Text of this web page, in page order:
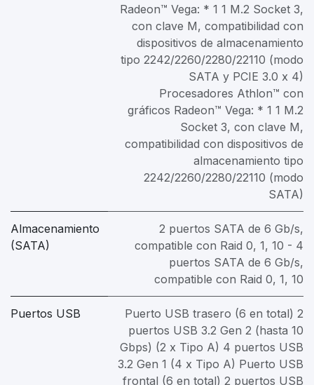
Radeon™ Vega: * 1 1 M.2 Socket 3,
con clave M, compatibilidad con
dispositivos de almacenamiento
tipo 2242/2260/2280/22110 (modo
SATA y PCIE 3.0 x 4)
Procesadores Athlon™ con
gráficos Radeon™ Vega: * 1 1 M.2
Socket 3, con clave M,
compatibilidad con dispositivos de
almacenamiento tipo
2242/2260/2280/22110 (modo
SATA)
Almacenamiento
(SATA)
2 puertos SATA de 6 Gb/s,
compatible con Raid 0, 1, 10 - 4
puertos SATA de 6 Gb/s,
compatible con Raid 0, 1, 10
Puertos USB
Puerto USB trasero (6 en total) 2
puertos USB 3.2 Gen 2 (hasta 10
Gbps) (2 x Tipo A) 4 puertos USB
3.2 Gen 1 (4 x Tipo A) Puerto USB
frontal (6 en total) 2 puertos USB